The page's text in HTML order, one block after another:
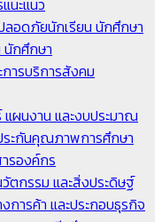
นะแนว
ลอดภัยนักเรียน นักศึกษา
นักศึกษา
ารบริการสังคม
ผนงาน และงบประมาณ
ระกันคุณภาพการศึกษา
รองค์กร
ตกรรม และสิ่งประดิษฐ์
ารค้า และประกอบธุรกิจ